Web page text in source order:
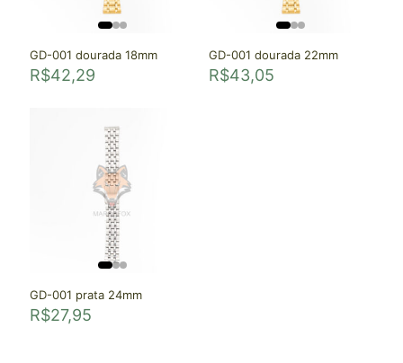
GD-001 dourada 18mm
R$42,29
GD-001 dourada 22mm
R$43,05
GD-001 prata 24mm
R$27,95